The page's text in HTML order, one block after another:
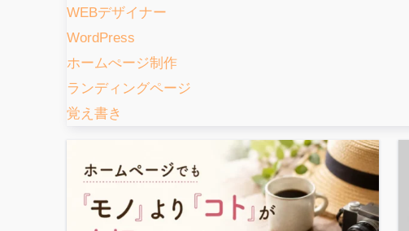
WEBデザイナー
WordPress
ホームぺージ制作
ランディングページ
覚え書き